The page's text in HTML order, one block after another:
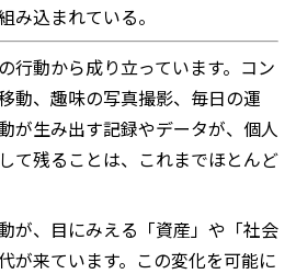
み込まれている。
行動から成り立っています。コン
動、趣味の写真撮影、毎日の運
が生み出す記録やデータが、個人
て残ることは、これまでほとんど
が、目にみえる「資産」や「社会
が来ています。この変化を可能に